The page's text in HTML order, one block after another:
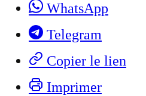
WhatsApp
Telegram
Copier le lien
Imprimer